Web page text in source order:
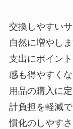
交換しやすい
自然に増やし
支出にポイン
感も得やすく
用品の購入に
計負担を軽減
慣化のしやす